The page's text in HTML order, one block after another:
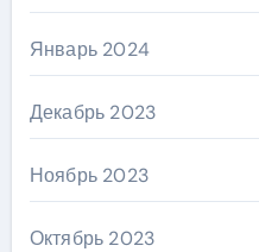
Январь 2024
Декабрь 2023
Ноябрь 2023
Октябрь 2023